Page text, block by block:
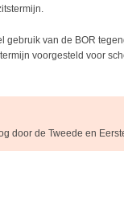
gebruik van de BOR
voorgesteld voor
door de Tweede en